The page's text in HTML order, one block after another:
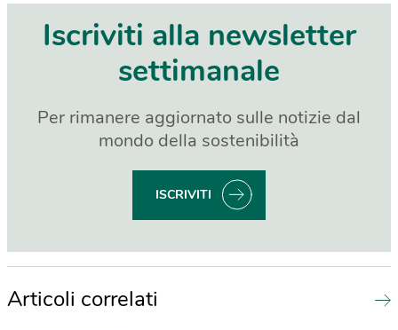
Iscriviti alla newsletter
settimanale
Per rimanere aggiornato sulle notizie dal
mondo della sostenibilità
ISCRIVITI
Articoli correlati